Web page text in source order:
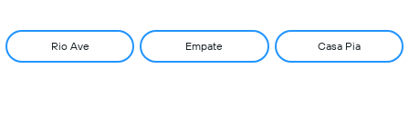
Rio Ave Empate Casa Pia